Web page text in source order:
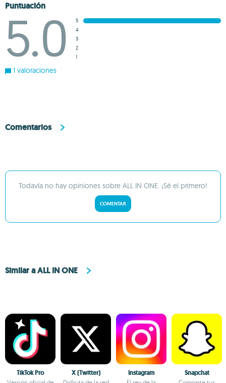
Puntuación
5.0
5
4
3
2
1
1 valoraciones
Comentarios
Todavía no hay opiniones sobre ALL IN ONE. ¡Sé el primero!
COMENTAR
Similar a ALL IN ONE
TikTok Pro X (Twitter) Instagram Snapchat